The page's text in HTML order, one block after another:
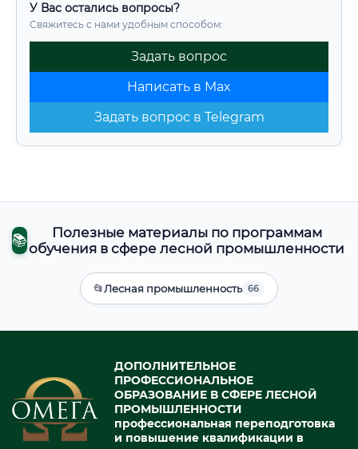
У Вас остались вопросы?
Свяжитесь с нами удобным способом:
Задать вопрос
Написать в Max
Задать вопрос в Telegram
📚
Полезные материалы по программам
обучения в сфере лесной промышленности
📂Лесная промышленность 66
ДОПОЛНИТЕЛЬНОЕ
ПРОФЕССИОНАЛЬНОЕ
ОБРАЗОВАНИЕ В СФЕРЕ ЛЕСНОЙ
ПРОМЫШЛЕННОСТИ
профессиональная переподготовка
и повышение квалификации в